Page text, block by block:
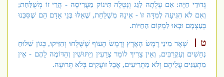
גְּדוּדֵי חַיָּה: אִם עָלְתָה לַגַּג וְנָטְלָה תִּינוֹק מֵעֲרִיסָה - הֲרֵי זוֹ מְשֻׁלַּחַת;
וְאִם לֹא הִגִּיעָה לְמִדָּה זוֹ - אֵינָהּ מְשֻׁלַּחַת, שֶׁאֵלּוּ בְּנֵי אָדָם הֵם שֶׁסִּכְּנוּ
בְּעַצְמָם וּבָאוּ לִמְקוֹם הַחַיּוֹת.
ט
שְׁאָר מִינֵי רֶמֶשׂ הָאָרֶץ וְרֶמֶשׂ הָעוֹף שֶׁשֻּׁלְּחוּ וְהִזִּיקוּ, כְּגוֹן שִׁלּוּחַ
נְחָשִׁים וְעַקְרַבִּים, וְאֵין צָרִיךְ לוֹמַר צְרָעִין וְיַתּוּשִׁין וְהַדּוֹמֶה לָהֶם - אֵין
מִתְעַנִּים עֲלֵיהֶם וְלֹא מַתְרִיעִים, אֲבָל זוֹעֲקִים בְּלֹא תְּרוּעָה.